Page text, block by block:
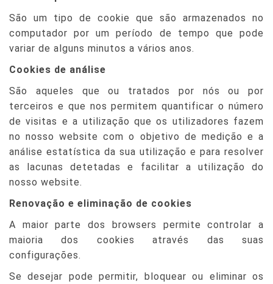
São um tipo de cookie que são armazenados no
computador por um período de tempo que pode
variar de alguns minutos a vários anos.
Cookies de análise
São aqueles que ou tratados por nós ou por
terceiros e que nos permitem quantificar o número
de visitas e a utilização que os utilizadores fazem
no nosso website com o objetivo de medição e a
análise estatística da sua utilização e para resolver
as lacunas detetadas e facilitar a utilização do
nosso website.
Renovação e eliminação de cookies
A maior parte dos browsers permite controlar a
maioria dos cookies através das suas
configurações.
Se desejar pode permitir, bloquear ou eliminar os